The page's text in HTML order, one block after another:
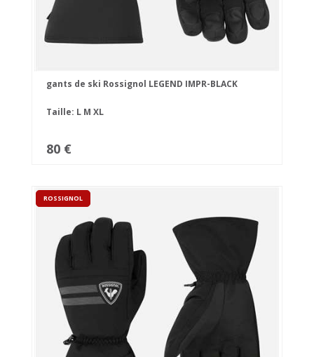
gants de ski Rossignol LEGEND IMPR-BLACK
Taille: L M XL
80 €
ROSSIGNOL